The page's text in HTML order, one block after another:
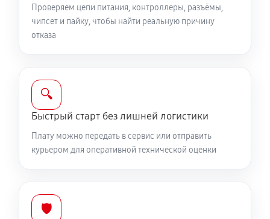
Проверяем цепи питания, контроллеры, разъёмы,
чипсет и пайку, чтобы найти реальную причину
отказа
🔍
Быстрый старт без лишней логистики
Плату можно передать в сервис или отправить
курьером для оперативной технической оценки
🛡️